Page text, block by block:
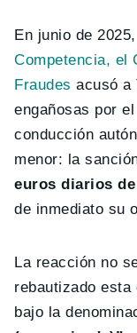
En junio de
Competencia, el
Fraudes acusó a
engañosas por
conducción
menor: la
euros diarios
de inmediato su
La reacción no
rebautizado
bajo la